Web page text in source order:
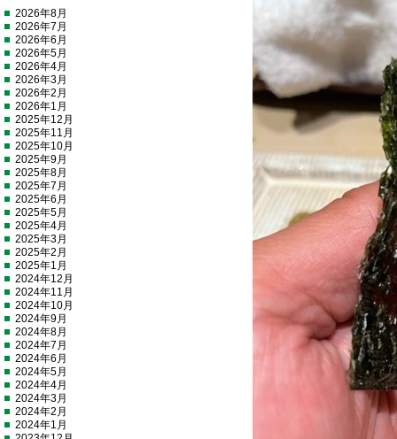
2026年8月
2026年7月
2026年6月
2026年5月
2026年4月
2026年3月
2026年2月
2026年1月
2025年12月
2025年11月
2025年10月
2025年9月
2025年8月
2025年7月
2025年6月
2025年5月
2025年4月
2025年3月
2025年2月
2025年1月
2024年12月
2024年11月
2024年10月
2024年9月
2024年8月
2024年7月
2024年6月
2024年5月
2024年4月
2024年3月
2024年2月
2024年1月